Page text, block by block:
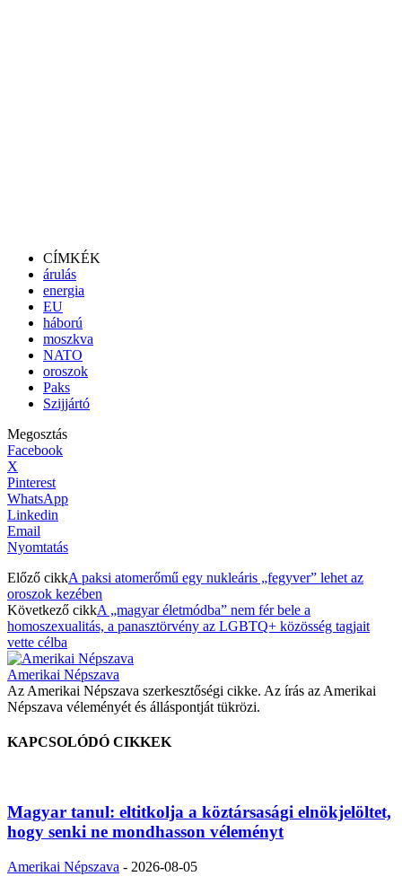
CÍMKÉK
árulás
energia
EU
háború
moszkva
NATO
oroszok
Paks
Szijjártó
Megosztás
Facebook
X
Pinterest
WhatsApp
Linkedin
Email
Nyomtatás
Előző cikkA paksi atomerőmű egy nukleáris „fegyver” lehet az
oroszok kezében
Következő cikkA „magyar életmódba” nem fér bele a
homoszexualitás, a panasztörvény az LGBTQ+ közösség tagjait
vette célba
Amerikai Népszava
Az Amerikai Népszava szerkesztőségi cikke. Az írás az Amerikai
Népszava véleményét és álláspontját tükrözi.
KAPCSOLÓDÓ CIKKEK
Magyar tanul: eltitkolja a köztársasági elnökjelöltet,
hogy senki ne mondhasson véleményt
Amerikai Népszava - 2026-08-05